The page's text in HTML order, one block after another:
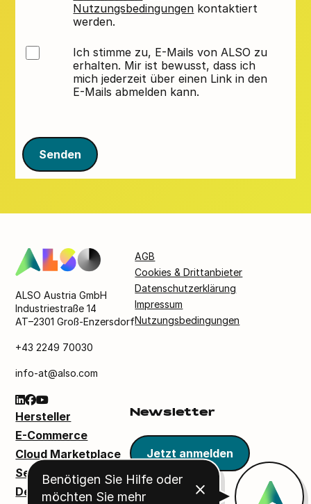
Nutzungsbedingungen kontaktiert
werden.
Ich stimme zu, E-Mails von ALSO zu
erhalten. Mir ist bewusst, dass ich
mich jederzeit über einen Link in den
E-Mails abmelden kann.
Senden
ALSO Austria GmbH
Industriestraße 14
AT–2301 Groß-Enzersdorf
+43 2249 70030
info-at@also.com
AGB
Cookies & Drittanbieter
Datenschutzerklärung
Impressum
Nutzungsbedingungen
Hersteller
E-Commerce
Cloud Marketplace
Services & Solutions
Deals & Discoveries
Newsletter
Jetzt anmelden
Benötigen Sie Hilfe oder
möchten Sie mehr